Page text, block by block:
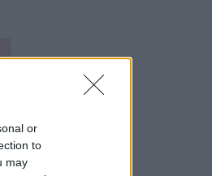
or
to
may